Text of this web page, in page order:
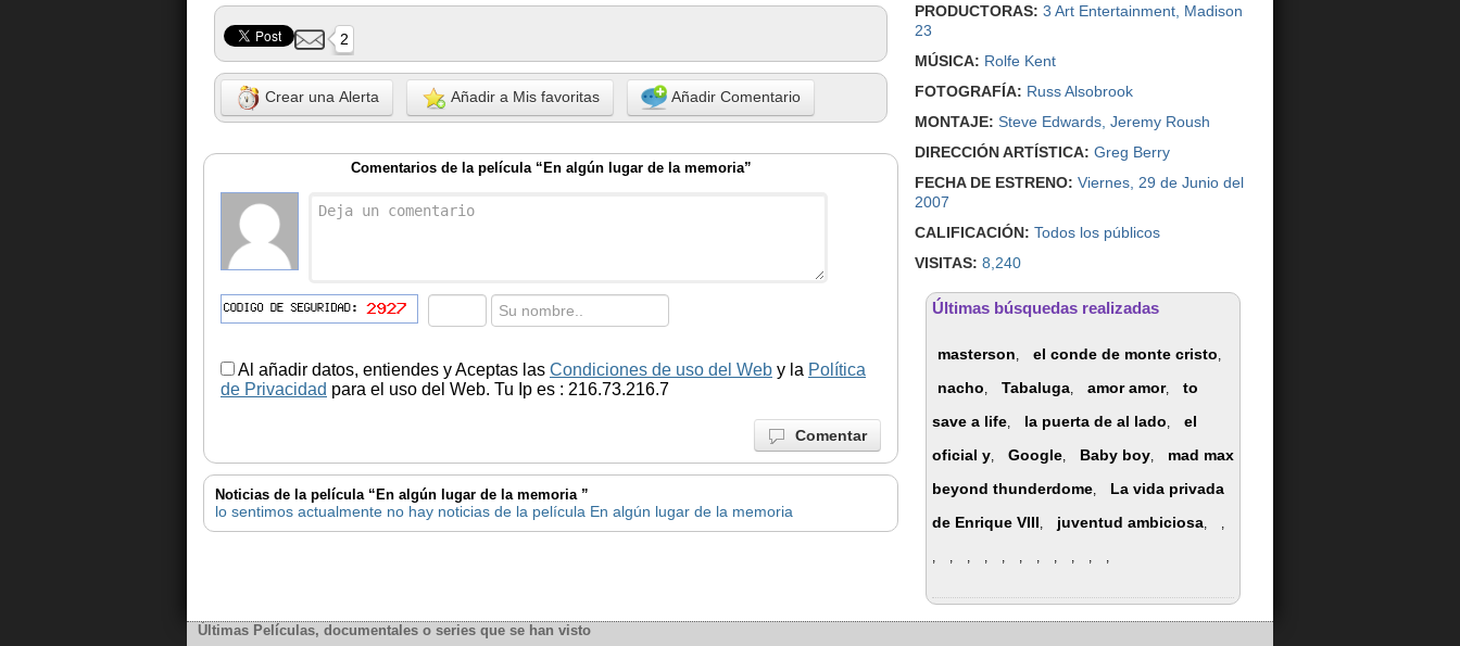
2
Crear una Alerta Añadir a Mis favoritas Añadir Comentario
Comentarios de la película “En algún lugar de la memoria”
Al añadir datos, entiendes y Aceptas las Condiciones de uso del Web y la Política
de Privacidad para el uso del Web. Tu Ip es : 216.73.216.7
Comentar
Noticias de la película “En algún lugar de la memoria ”
lo sentimos actualmente no hay noticias de la película En algún lugar de la memoria
PRODUCTORAS: 3 Art Entertainment Madison
23
MÚSICA: Rolfe Kent
FOTOGRAFÍA: Russ Alsobrook
MONTAJE: Steve Edwards Jeremy Roush
DIRECCIÓN ARTÍSTICA: Greg Berry
FECHA DE ESTRENO: Viernes, 29 de Junio del
2007
CALIFICACIÓN: Todos los públicos
VISITAS: 8,240
Últimas búsquedas realizadas
masterson, el conde de monte cristo,
nacho, Tabaluga, amor amor,
to
save a life, la puerta de al lado,
el
oficial y, Google, Baby boy,
mad max
beyond thunderdome,
La vida privada
de Enrique VIII, juventud ambiciosa, ,
, , , , , , , , , , ,
Últimas Películas, documentales o series que se han visto